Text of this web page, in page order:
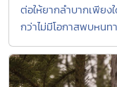
ต่อให้ยากลำบากเพีย
กว่าไม่มีโอกาสพบหน